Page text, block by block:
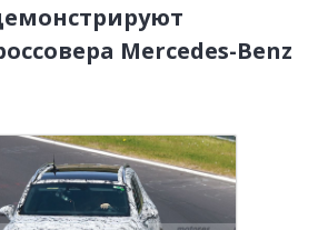
Mercedes-Benz